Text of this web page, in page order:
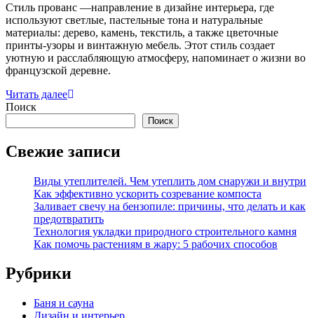
Стиль прованс —направление в дизайне интерьера, где
используют светлые, пастельные тона и натуральные
материалы: дерево, камень, текстиль, а также цветочные
принты-узоры и винтажную мебель. Этот стиль создает
уютную и расслабляющую атмосферу, напоминает о жизни во
французской деревне.
Читать далее
Поиск
Поиск
Свежие записи
Виды утеплителей. Чем утеплить дом снаружи и внутри
Как эффективно ускорить созревание компоста
Заливает свечу на бензопиле: причины, что делать и как
предотвратить
Технология укладки природного строительного камня
Как помочь растениям в жару: 5 рабочих способов
Рубрики
Баня и сауна